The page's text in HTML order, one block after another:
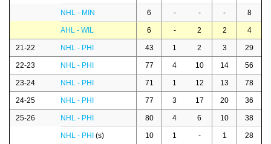
NHL - MIN 6 - - - 8
AHL - WIL 6 - 2 2 4
21-22 NHL - PHI 43 1 2 3 29
22-23 NHL - PHI 77 4 10 14 56
23-24 NHL - PHI 71 1 12 13 78
24-25 NHL - PHI 77 3 17 20 36
25-26 NHL - PHI 80 4 6 10 38
NHL - PHI (s) 10 1 - 1 28